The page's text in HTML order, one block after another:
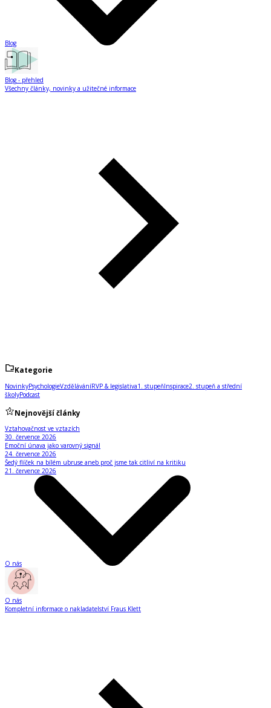
Blog
Blog - přehled
Všechny články, novinky a užitečné informace
Kategorie
NovinkyPsychologieVzděláváníRVP & legislativa1. stupeňInspirace2. stupeň a střední
školyPodcast
Nejnovější články
Vztahovačnost ve vztazích
30. července 2026
Emoční únava jako varovný signál
24. července 2026
Šedý flíček na bílém ubruse aneb proč jsme tak citliví na kritiku
21. července 2026
O nás
O nás
Kompletní informace o nakladatelství Fraus Klett